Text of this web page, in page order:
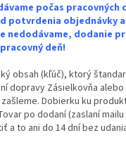
počas pracovných
potvrdenia objednávky
nedodávame, dodanie
deň!
obsah (kľúč), ktorý
dopravy Zásielkovňa alebo
Dobierku ku
po dodaní (zaslaní
a to ani do 14 dní bez